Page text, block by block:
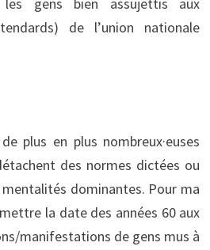
gens bien assujettis aux
de l’union nationale
plus en plus nombreux·euses
des normes dictées ou
dominantes. Pour ma
la date des années 60 aux
manifestations de gens mus à